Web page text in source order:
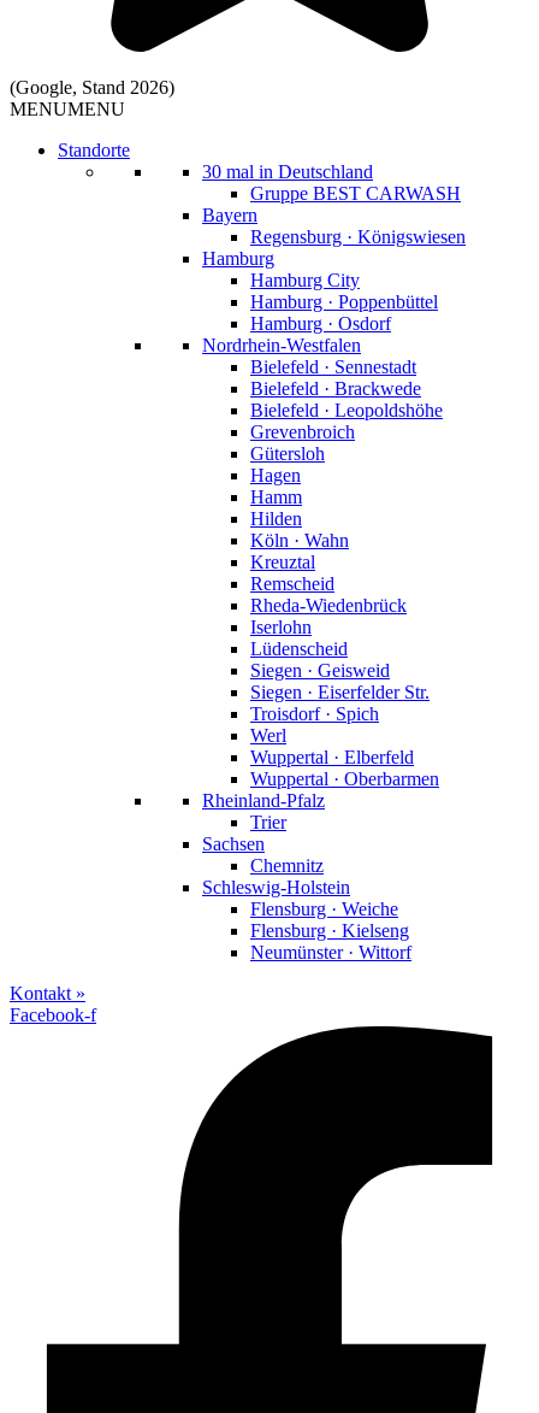
(Google, Stand 2026)
MENUMENU
Standorte
30 mal in Deutschland
Gruppe BEST CARWASH
Bayern
Regensburg · Königswiesen
Hamburg
Hamburg City
Hamburg · Poppenbüttel
Hamburg · Osdorf
Nordrhein-Westfalen
Bielefeld · Sennestadt
Bielefeld · Brackwede
Bielefeld · Leopoldshöhe
Grevenbroich
Gütersloh
Hagen
Hamm
Hilden
Köln · Wahn
Kreuztal
Remscheid
Rheda-Wiedenbrück
Iserlohn
Lüdenscheid
Siegen · Geisweid
Siegen · Eiserfelder Str.
Troisdorf · Spich
Werl
Wuppertal · Elberfeld
Wuppertal · Oberbarmen
Rheinland-Pfalz
Trier
Sachsen
Chemnitz
Schleswig-Holstein
Flensburg · Weiche
Flensburg · Kielseng
Neumünster · Wittorf
Kontakt »
Facebook-f